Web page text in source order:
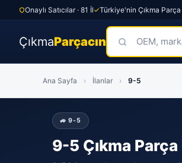
Onaylı Satıcılar · 81 İl Türkiye'nin Çıkma Parça
ÇıkmaParçacın
Ana Sayfa › İlanlar › 9-5
🚙 9-5
9-5 Çıkma Parça